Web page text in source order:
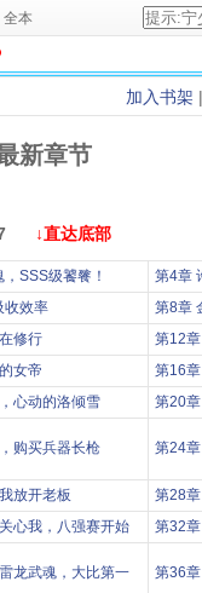
全本
加入书架 |
新章节
↓直达底部
SSS级饕餮！
第4章
收效率
第8章
修行
第12
女帝
第16
心动的洛倾雪
第20
购买兵器长枪 第24
放开老板
第28
心我，八强赛开始
第32
龙武魂，大比第一 第36